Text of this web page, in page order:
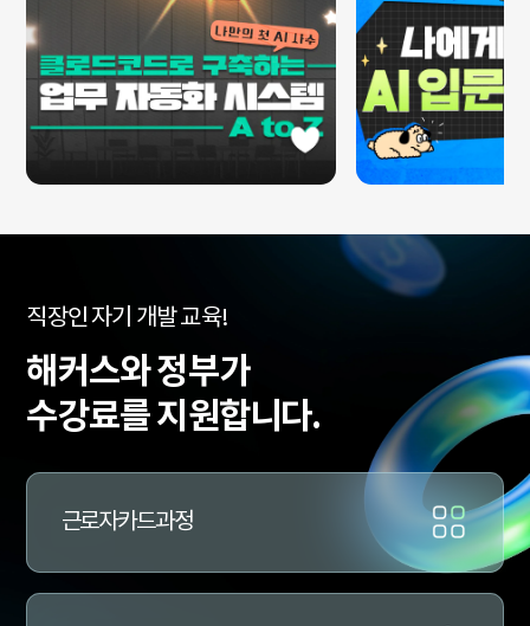
수
료
지
원
과
의
직장인 자기 개발 교육!
해커스와 정부가
수강료를 지원합니다.
근로자카드과정